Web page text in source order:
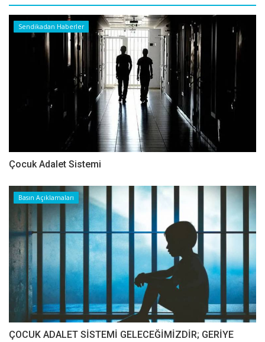
Sendikadan Haberler
Çocuk Adalet Sistemi
Basın Açıklamaları
ÇOCUK ADALET SİSTEMİ GELECEĞİMİZDİR; GERİYE